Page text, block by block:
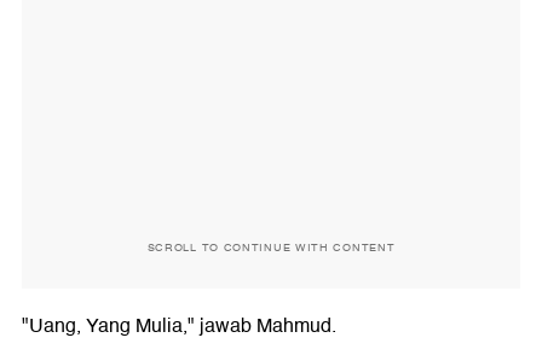
SCROLL TO CONTINUE WITH CONTENT
"Uang, Yang Mulia," jawab Mahmud.